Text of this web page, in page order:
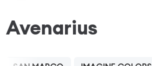
Avenarius